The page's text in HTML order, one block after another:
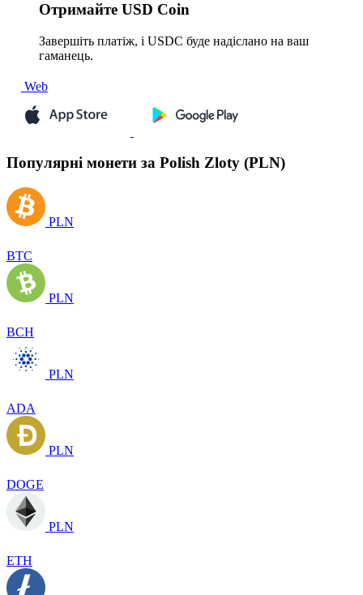
Отримайте USD Coin
Завершіть платіж, і USDC буде надіслано на ваш
гаманець.
Web
Популярні монети за Polish Zloty (PLN)
PLN
BTC
PLN
BCH
PLN
ADA
PLN
DOGE
PLN
ETH